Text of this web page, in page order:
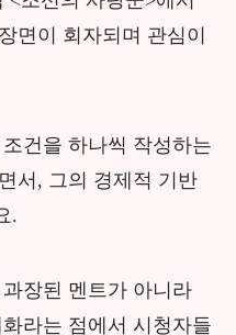
면이 회자되며 관심이
건을 하나씩 작성하는
서, 그의 경제적 기반
.
장된 멘트가 아니라
라는 점에서 시청자들